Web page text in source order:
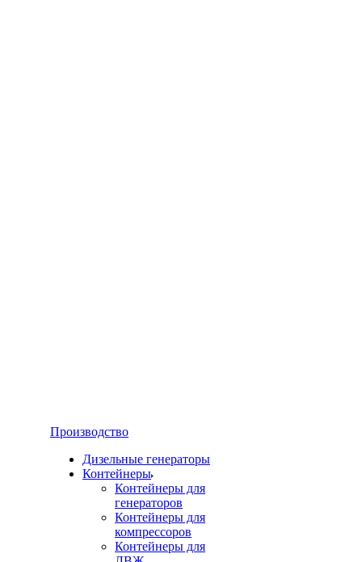
Производство
Дизельные генераторы
Контейнеры
Контейнеры для
генераторов
Контейнеры для
компрессоров
Контейнеры для